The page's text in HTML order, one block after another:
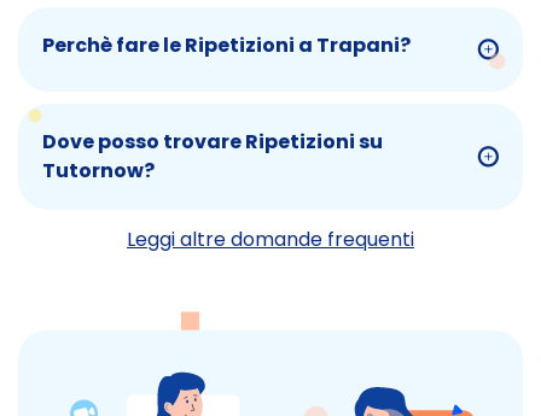
Perchè fare le Ripetizioni a Trapani?
Dove posso trovare Ripetizioni su
Tutornow?
Leggi altre domande frequenti